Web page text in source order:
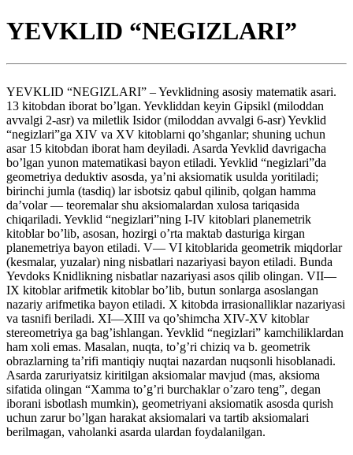
YEVKLID “NEGIZLARI”
YEVKLID “NEGIZLARI” – Yevklidning asosiy matematik asari.
13 kitobdan iborat bo’lgan. Yevkliddan keyin Gipsikl (miloddan
avvalgi 2-asr) va miletlik Isidor (miloddan avvalgi 6-asr) Yevklid
“negizlari”ga XIV va XV kitoblarni qo’shganlar; shuning uchun
asar 15 kitobdan iborat ham deyiladi. Asarda Yevklid davrigacha
bo’lgan yunon matematikasi bayon etiladi. Yevklid “negizlari”da
geometriya deduktiv asosda, ya’ni aksiomatik usulda yoritiladi;
birinchi jumla (tasdiq) lar isbotsiz qabul qilinib, qolgan hamma
da’volar — teoremalar shu aksiomalardan xulosa tariqasida
chiqariladi. Yevklid “negizlari”ning I-IV kitoblari planemetrik
kitoblar bo’lib, asosan, hozirgi o’rta maktab dasturiga kirgan
planemetriya bayon etiladi. V— VI kitoblarida geometrik miqdorlar
(kesmalar, yuzalar) ning nisbatlari nazariyasi bayon etiladi. Bunda
Yevdoks Knidlikning nisbatlar nazariyasi asos qilib olingan. VII—
IX kitoblar arifmetik kitoblar bo’lib, butun sonlarga asoslangan
nazariy arifmetika bayon etiladi. X kitobda irrasionalliklar nazariyasi
va tasnifi beriladi. XI—XIII va qo’shimcha XIV-XV kitoblar
stereometriya ga bag’ishlangan. Yevklid “negizlari” kamchiliklardan
ham xoli emas. Masalan, nuqta, to’g’ri chiziq va b. geometrik
obrazlarning ta’rifi mantiqiy nuqtai nazardan nuqsonli hisoblanadi.
Asarda zaruriyatsiz kiritilgan aksiomalar mavjud (mas, aksioma
sifatida olingan “Xamma to’g’ri burchaklar o’zaro teng”, degan
iborani isbotlash mumkin), geometriyani aksiomatik asosda qurish
uchun zarur bo’lgan harakat aksiomalari va tartib aksiomalari
berilmagan, vaholanki asarda ulardan foydalanilgan.